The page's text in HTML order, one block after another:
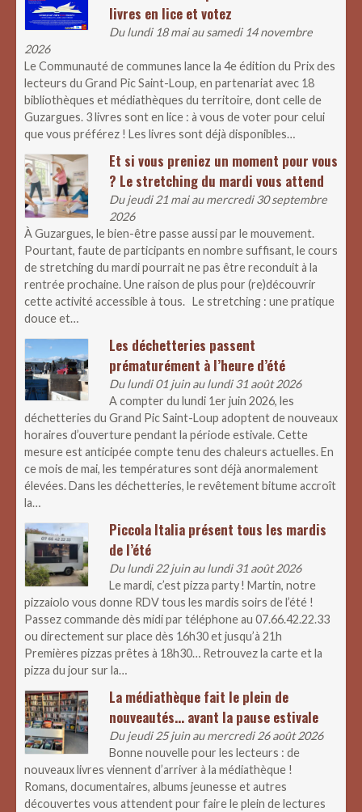
livres en lice et votez
Du lundi 18 mai au samedi 14 novembre
2026
Le Communauté de communes lance la 4e édition du Prix des
lecteurs du Grand Pic Saint-Loup, en partenariat avec 18
bibliothèques et médiathèques du territoire, dont celle de
Guzargues. 3 livres sont en lice : à vous de voter pour celui
que vous préférez ! Les livres sont déjà disponibles…
Et si vous preniez un moment pour vous
? Le stretching du mardi vous attend
Du jeudi 21 mai au mercredi 30 septembre
2026
À Guzargues, le bien-être passe aussi par le mouvement.
Pourtant, faute de participants en nombre suffisant, le cours
de stretching du mardi pourrait ne pas être reconduit à la
rentrée prochaine. Une raison de plus pour (re)découvrir
cette activité accessible à tous. Le stretching : une pratique
douce et…
Les déchetteries passent
prématurément à l’heure d’été
Du lundi 01 juin au lundi 31 août 2026
A compter du lundi 1er juin 2026, les
déchetteries du Grand Pic Saint-Loup adoptent de nouveaux
horaires d’ouverture pendant la période estivale. Cette
mesure est anticipée compte tenu des chaleurs actuelles. En
ce mois de mai, les températures sont déjà anormalement
élevées. Dans les déchetteries, le revêtement bitume accroît
la…
Piccola Italia présent tous les mardis
de l’été
Du lundi 22 juin au lundi 31 août 2026
Le mardi, c’est pizza party ! Martin, notre
pizzaiolo vous donne RDV tous les mardis soirs de l’été !
Passez commande dès midi par téléphone au 07.66.42.22.33
ou directement sur place dès 16h30 et jusqu’à 21h
Premières pizzas prêtes à 18h30… Retrouvez la carte et la
pizza du jour sur la…
La médiathèque fait le plein de
nouveautés… avant la pause estivale
Du jeudi 25 juin au mercredi 26 août 2026
Bonne nouvelle pour les lecteurs : de
nouveaux livres viennent d’arriver à la médiathèque !
Romans, documentaires, albums jeunesse et autres
découvertes vous attendent pour faire le plein de lectures